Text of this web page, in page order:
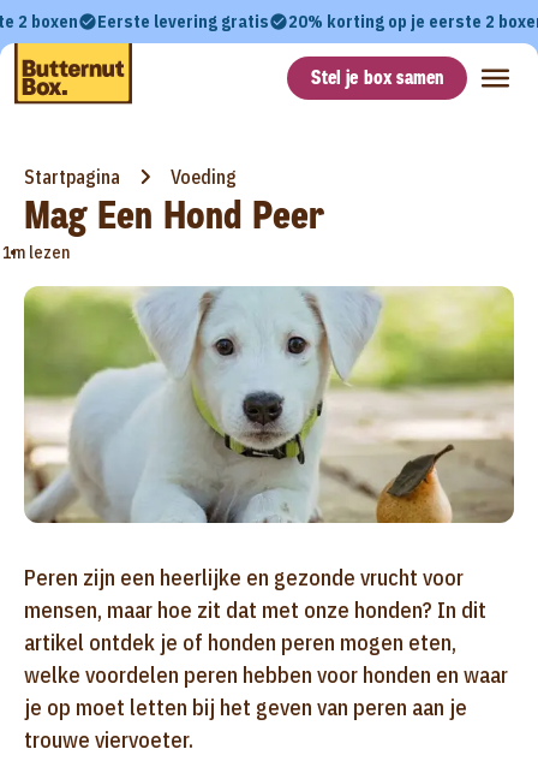
2 boxen Eerste levering gratis 20% korting op je eerste 2
Stel je box samen
Startpagina Voeding
Mag Een Hond Peer
•
1m lezen
Peren zijn een heerlijke en gezonde vrucht voor
mensen, maar hoe zit dat met onze honden? In dit
artikel ontdek je of honden peren mogen eten,
welke voordelen peren hebben voor honden en waar
je op moet letten bij het geven van peren aan je
trouwe viervoeter.